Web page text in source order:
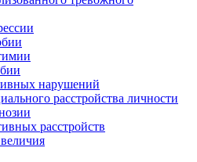
нарушений
расстройства личности
расстройств